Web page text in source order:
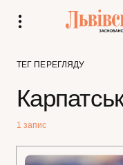
ТЕГ ПЕРЕГЛЯДУ
1 запис